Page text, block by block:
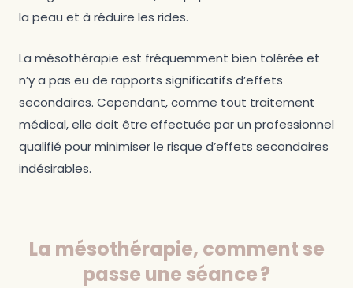
la peau et à réduire les rides.
La mésothérapie est fréquemment bien tolérée et
n’y a pas eu de rapports significatifs d’effets
secondaires. Cependant, comme tout traitement
médical, elle doit être effectuée par un professionnel
qualifié pour minimiser le risque d’effets secondaires
indésirables.
La mésothérapie, comment se
passe une séance ?